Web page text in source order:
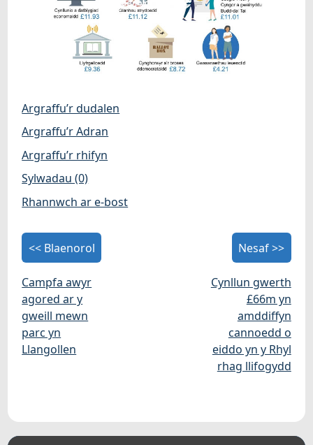
Argraffu’r dudalen
Argraffu’r Adran
Argraffu’r rhifyn
Sylwadau (0)
Rhannwch ar e-bost
<< Blaenorol
Campfa awyr
agored ar y
gweill mewn
parc yn
Llangollen
Nesaf >>
Cynllun gwerth
£66m yn
amddiffyn
cannoedd o
eiddo yn y Rhyl
rhag llifogydd